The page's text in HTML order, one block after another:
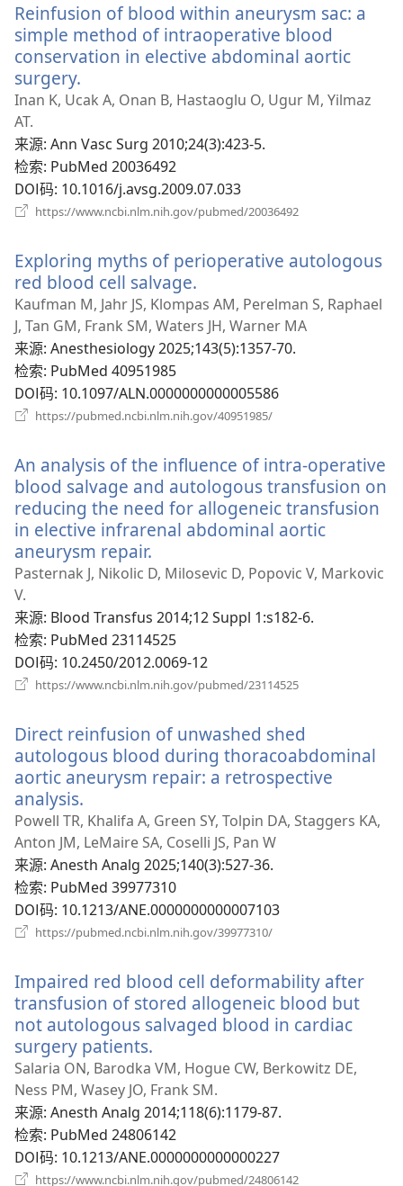
窗
口）
Reinfusion of blood within aneurysm sac: a
simple method of intraoperative blood
conservation in elective abdominal aortic
surgery.
开
窗
口）
Inan K, Ucak A, Onan B, Hastaoglu O, Ugur M, Yilmaz
AT.
来源‎: Ann Vasc Surg 2010;24(3):423-5.
检索‎: PubMed 20036492
DOI码‎: 10.1016/j.avsg.2009.07.033
https://www.ncbi.nlm.nih.gov/pubmed/20036492
窗
Exploring myths of perioperative autologous
red blood cell salvage.
开
新
窗
Kaufman M, Jahr JS, Klompas AM, Perelman S, Raphael
J, Tan GM, Frank SM, Waters JH, Warner MA
来源‎: Anesthesiology 2025;143(5):1357-70.
检索‎: PubMed 40951985
DOI码‎: 10.1097/ALN.0000000000005586
https://pubmed.ncbi.nlm.nih.gov/40951985/
窗
口）
An analysis of the influence of intra-operative
blood salvage and autologous transfusion on
reducing the need for allogeneic transfusion
in elective infrarenal abdominal aortic
aneurysm repair.
开
窗
口）
Pasternak J, Nikolic D, Milosevic D, Popovic V, Markovic
V.
来源‎: Blood Transfus 2014;12 Suppl 1:s182-6.
检索‎: PubMed 23114525
DOI码‎: 10.2450/2012.0069-12
https://www.ncbi.nlm.nih.gov/pubmed/23114525
窗
口）
Direct reinfusion of unwashed shed
autologous blood during thoracoabdominal
aortic aneurysm repair: a retrospective
analysis.
开
新
窗
口）
Powell TR, Khalifa A, Green SY, Tolpin DA, Staggers KA,
Anton JM, LeMaire SA, Coselli JS, Pan W
来源‎: Anesth Analg 2025;140(3):527-36.
检索‎: PubMed 39977310
DOI码‎: 10.1213/ANE.0000000000007103
https://pubmed.ncbi.nlm.nih.gov/39977310/
窗
口）
Impaired red blood cell deformability after
transfusion of stored allogeneic blood but
not autologous salvaged blood in cardiac
surgery patients.
开
新
窗
口）
Salaria ON, Barodka VM, Hogue CW, Berkowitz DE,
Ness PM, Wasey JO, Frank SM.
来源‎: Anesth Analg 2014;118(6):1179-87.
检索‎: PubMed 24806142
DOI码‎: 10.1213/ANE.0000000000000227
https://www.ncbi.nlm.nih.gov/pubmed/24806142